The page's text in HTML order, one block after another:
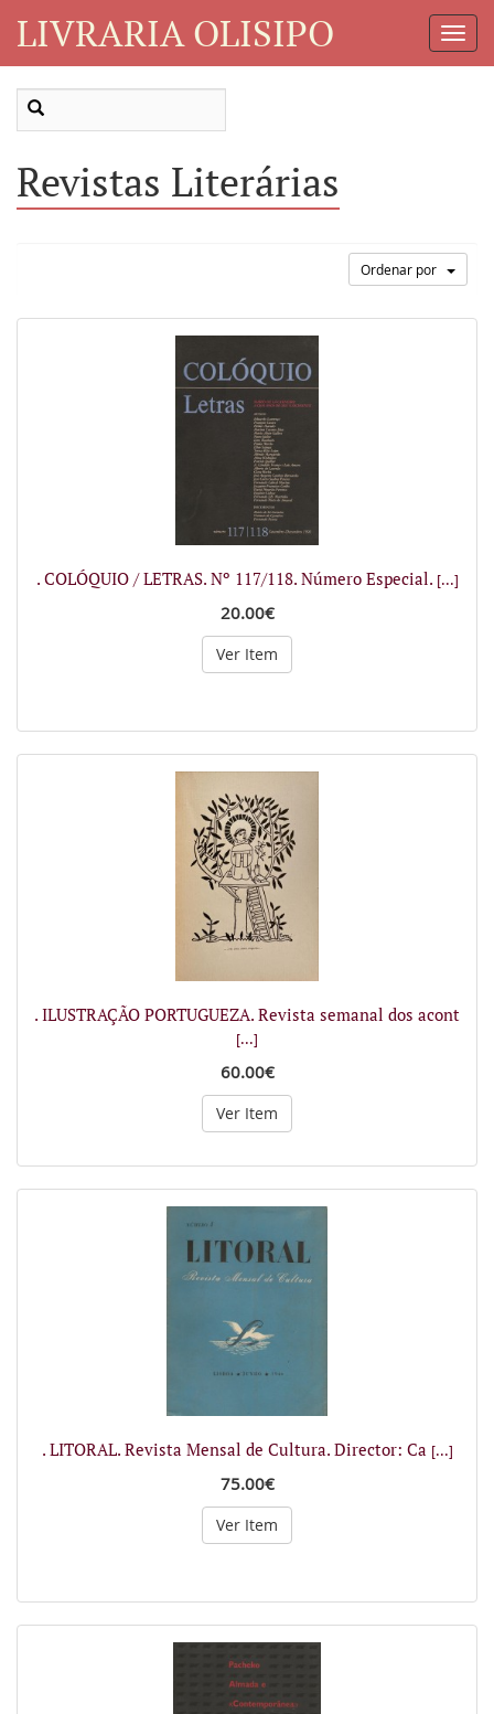
LIVRARIA OLISIPO
Revistas Literárias
Ordenar por
. COLÓQUIO / LETRAS. Nº 117/118. Número Especial. [...]
20.00€
Ver Item
. ILUSTRAÇÃO PORTUGUEZA. Revista semanal dos acont
[...]
60.00€
Ver Item
. LITORAL. Revista Mensal de Cultura. Director: Ca [...]
75.00€
Ver Item